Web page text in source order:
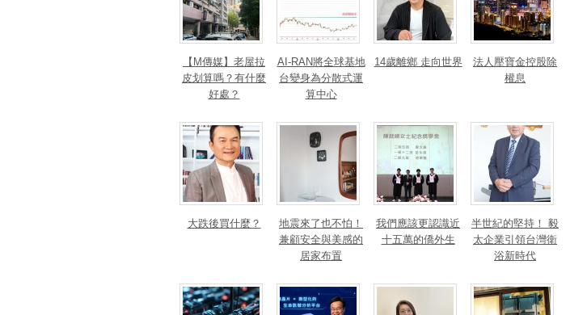
【M傳媒】老屋拉
皮划算嗎？有什麼
好處？
AI-RAN將全球基地
台變身為分散式運
算中心
14歲離鄉 走向世界
法人壓寶金控股除
權息
大跌後買什麼？
地震來了也不怕！
兼顧安全與美感的
居家布置
我們應該更認識近
十五萬的僑外生
半世紀的堅持！ 毅
太企業引領台灣衛
浴新時代